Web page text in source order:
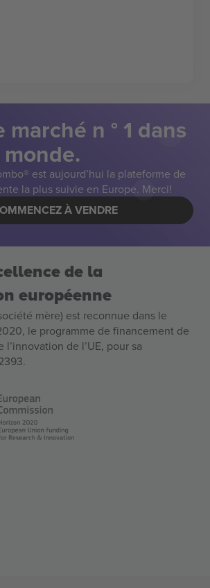
marché n ° 1 dans
est aujourd’hui la plateforme de
la plus suivie en Europe. Merci!
À VENDRE
de la
européenne
mère) est reconnue dans le
le programme de financement de
de l’UE, pour sa